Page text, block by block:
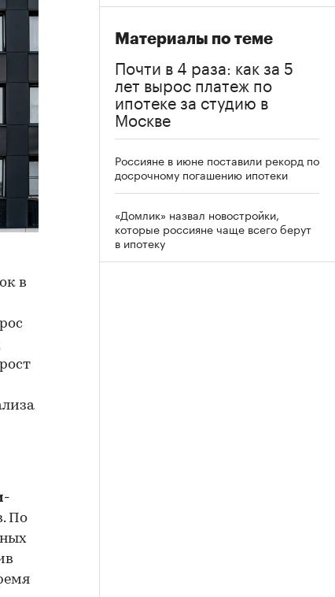
в
По
Материалы по теме
Почти в 4 раза: как за 5
лет вырос платеж по
ипотеке за студию в
Москве
Россияне в июне поставили рекорд по
досрочному погашению ипотеки
«Домлик» назвал новостройки,
которые россияне чаще всего берут
в ипотеку